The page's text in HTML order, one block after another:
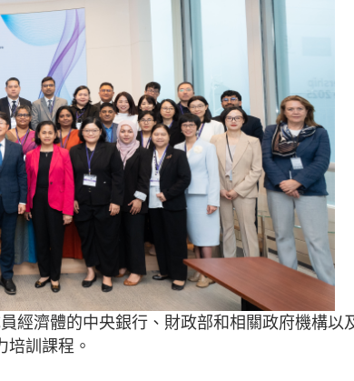
經濟體的中央銀行、財政部和相關政府機構以
培訓課程。